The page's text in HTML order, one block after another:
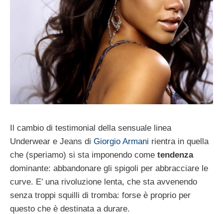
Il cambio di testimonial della sensuale linea
Underwear e Jeans di Giorgio Armani rientra in quella
che (speriamo) si sta imponendo come tendenza
dominante: abbandonare gli spigoli per abbracciare le
curve. E’ una rivoluzione lenta, che sta avvenendo
senza troppi squilli di tromba: forse è proprio per
questo che è destinata a durare.